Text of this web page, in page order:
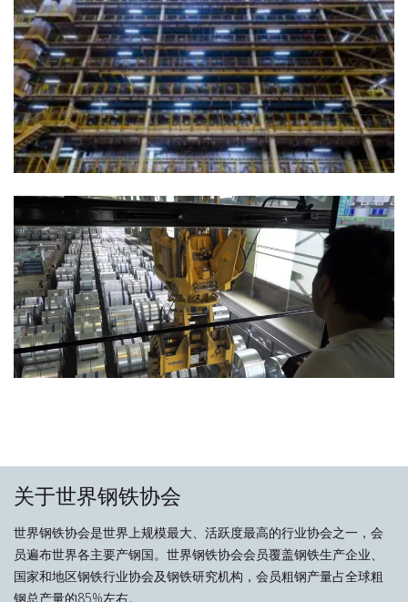
关于世界钢铁协会
世界钢铁协会是世界上规模最大、活跃度最高的行业协会之一，会
员遍布世界各主要产钢国。世界钢铁协会会员覆盖钢铁生产企业、
国家和地区钢铁行业协会及钢铁研究机构，会员粗钢产量占全球粗
钢总产量的85%左右。